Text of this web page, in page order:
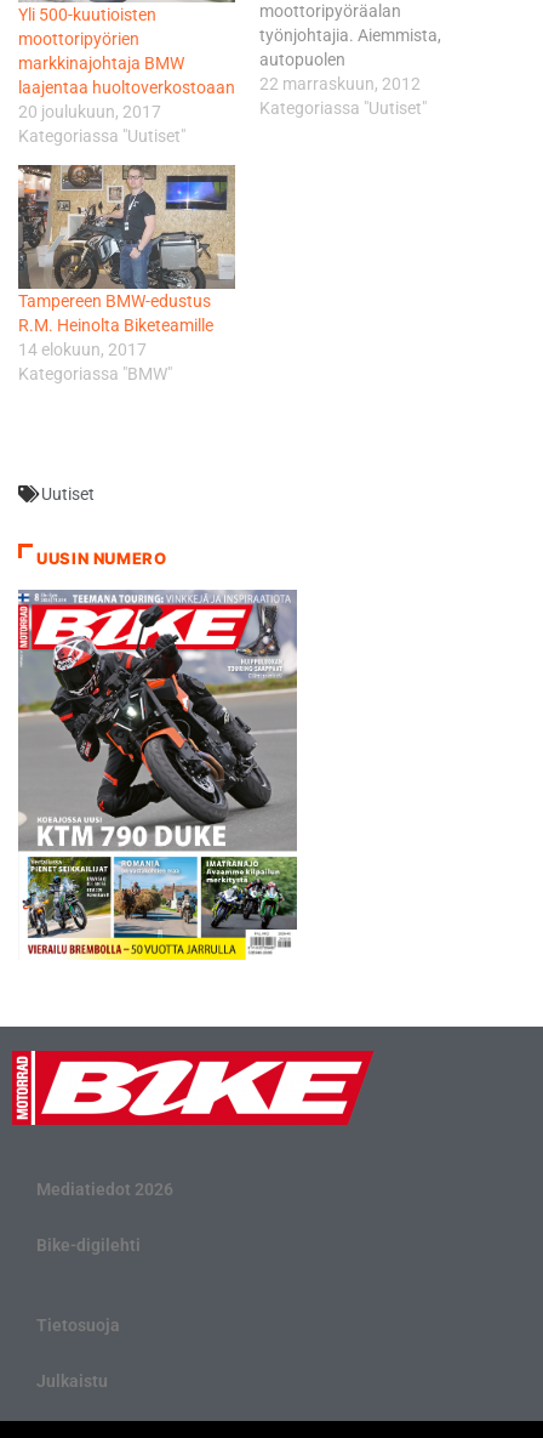
Yli 500-kuutioisten
moottoripyörien
markkinajohtaja BMW
laajentaa huoltoverkostoaan
20 joulukuun, 2017
Kategoriassa "Uutiset"
moottoripyöräalan
työnjohtajia. Aiemmista,
autopuolen
kehitysprojekteista saatujen
hyvien kokemuksien
22 marraskuun, 2012
Kategoriassa "Uutiset"
Tampereen BMW-edustus
R.M. Heinolta Biketeamille
14 elokuun, 2017
Kategoriassa "BMW"
Uutiset
UUSIN NUMERO
Mediatiedot 2026
Bike-digilehti
Tietosuoja
Julkaistu